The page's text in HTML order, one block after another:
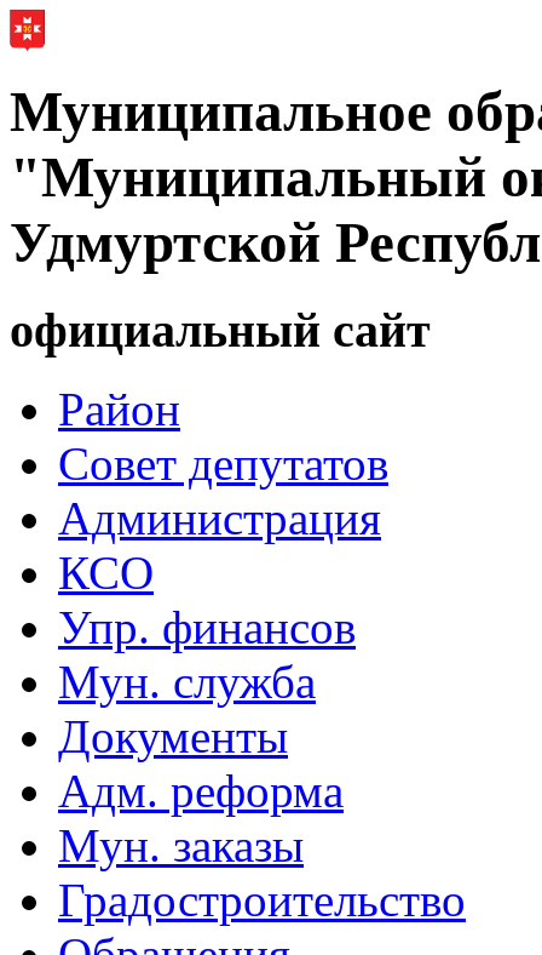
Муниципальное
"Муниципальный
Удмуртской
официальный сайт
Район
Совет депутатов
Администрация
КСО
Упр. финансов
Мун. служба
Документы
Адм. реформа
Мун. заказы
Градостроительство